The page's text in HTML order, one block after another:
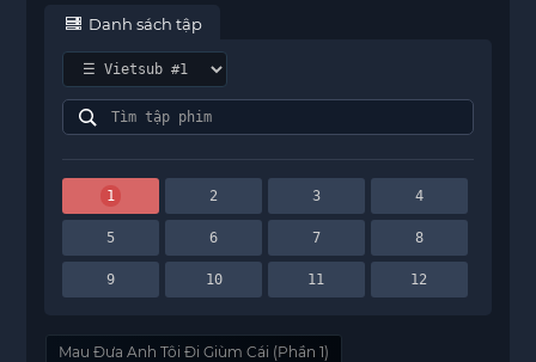
Danh sách tập
1 2 3 4
5 6 7 8
9 10 11 12
Mau Đưa Anh Tôi Đi Giùm Cái (Phần 1)